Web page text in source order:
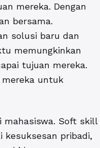
mereka. Dengan
bersama.
solusi baru dan
memungkinkan
tujuan mereka.
untuk
mahasiswa. Soft skill
kesuksesan pribadi,